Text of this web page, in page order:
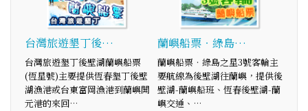
台灣旅遊墾丁後…
台灣旅遊墾丁後壁湖蘭嶼船票
(恆星號)主要提供恆春墾丁後壁
湖漁港或台東富岡漁港到蘭嶼開
元港的來回…
蘭嶼船票‧綠島…
蘭嶼船票‧綠島之星3號客輪主
要航線為後壁湖往蘭嶼，提供後
壁湖-蘭嶼船班、恆春後壁湖-蘭
嶼交通、…